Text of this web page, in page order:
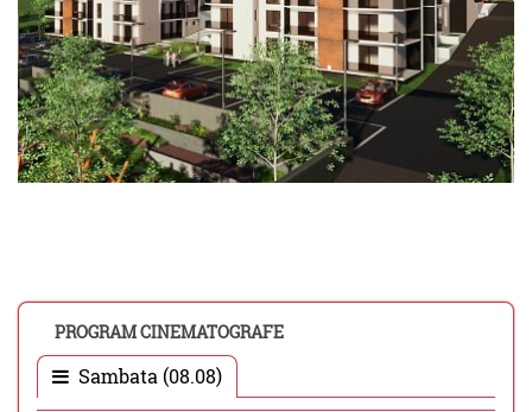
PROGRAM CINEMATOGRAFE
Sambata (08.08)